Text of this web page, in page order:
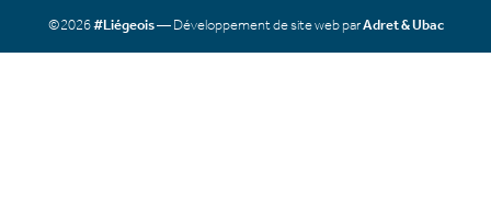
©2026#Liégeois— Développement de site web parAdret & Ubac